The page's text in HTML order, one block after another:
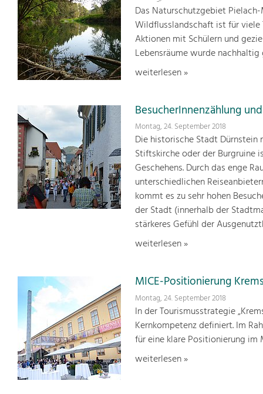
Das Naturschutzgebiet
Wildflusslandschaft ist für viele
Aktionen mit Schülern und
Lebensräume wurde nachhaltig
weiterlesen »
BesucherInnenzählung
Montag, 24. September 2018
Die historische Stadt Dürnstein
Stiftskirche oder der Burgruine
Geschehens. Durch das enge
unterschiedlichen
kommt es zu sehr hohen
der Stadt (innerhalb der
stärkeres Gefühl der
weiterlesen »
MICE-Positionierung
Montag, 24. September 2018
In der Tourismusstrategie
Kernkompetenz definiert. Im
für eine klare Positionierung
weiterlesen »